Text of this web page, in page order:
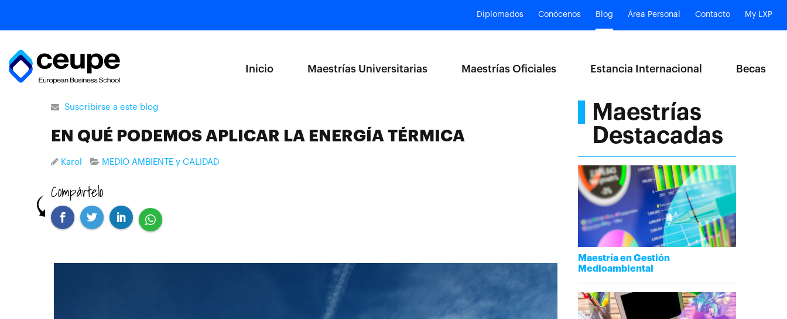
Diplomados Conócenos Blog Área Personal Contacto My LXP
Inicio Maestrías Universitarias Maestrías Oficiales Estancia Internacional Becas
Suscribirse a este blog
EN QUÉ PODEMOS APLICAR LA ENERGÍA TÉRMICA
Karol MEDIO AMBIENTE y CALIDAD
Compártelo
Maestrías
Destacadas
Maestría en Gestión
Medioambiental